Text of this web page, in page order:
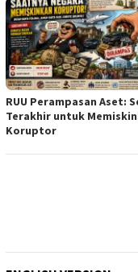
RUU Perampasan Aset:
Terakhir untuk
Koruptor